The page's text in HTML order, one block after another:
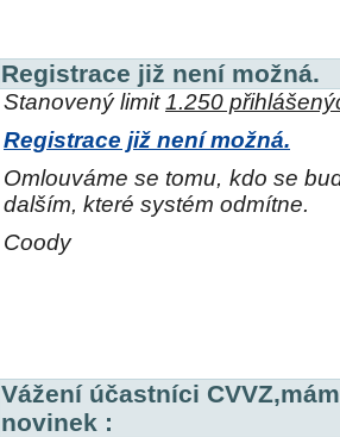
Registrace již není možná.
Stanovený limit1.250
Registrace již není možná.
Omlouváme se tomu, kdo se
dalším, které systém odmítne.
Coody
Vážení účastníci
novinek :